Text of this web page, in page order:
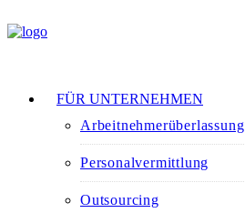
FÜR UNTERNEHMEN
Arbeitnehmerüberlassung
Personalvermittlung
Outsourcing